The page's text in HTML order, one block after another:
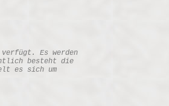
verfügt. Es werden
besteht die
es sich um